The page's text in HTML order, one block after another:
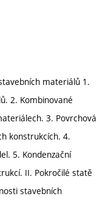
materiálů 1.
2. Kombinované
3. Povrchová
konstrukcích. 4.
5. Kondenzační
II. Pokročilé statě
stavebních